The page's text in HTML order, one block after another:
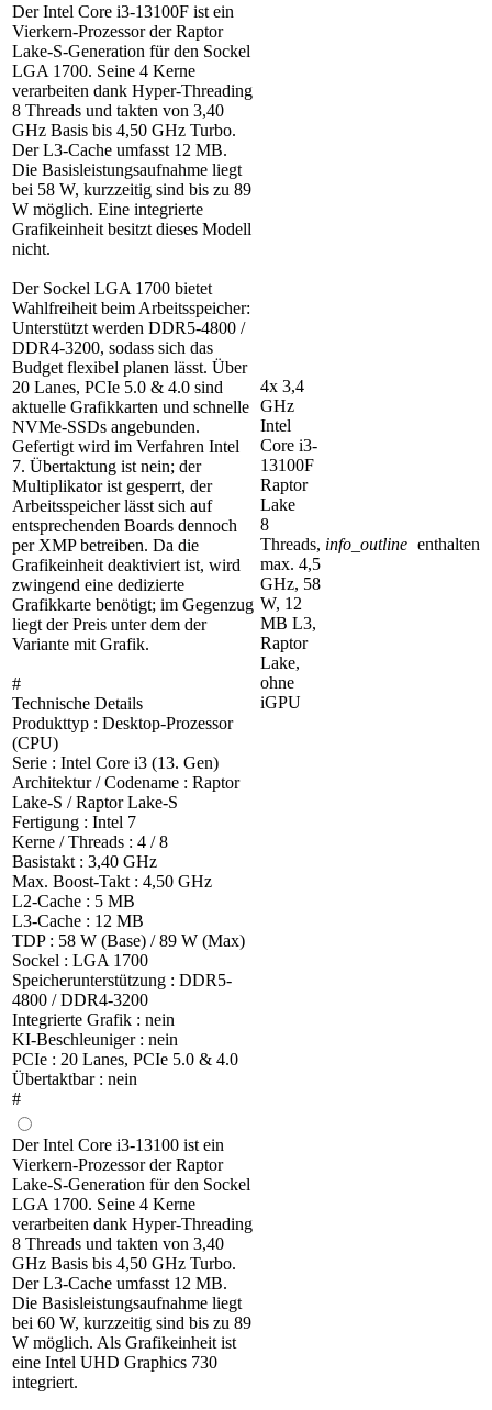
Der Intel Core i3-13100F ist ein
Vierkern-Prozessor der Raptor
Lake-S-Generation für den Sockel
LGA 1700. Seine 4 Kerne
verarbeiten dank Hyper-Threading
8 Threads und takten von 3,40
GHz Basis bis 4,50 GHz Turbo.
Der L3-Cache umfasst 12 MB.
Die Basisleistungsaufnahme liegt
bei 58 W, kurzzeitig sind bis zu 89
W möglich. Eine integrierte
Grafikeinheit besitzt dieses Modell
nicht.
Der Sockel LGA 1700 bietet
Wahlfreiheit beim Arbeitsspeicher:
Unterstützt werden DDR5-4800 /
DDR4-3200, sodass sich das
Budget flexibel planen lässt. Über
20 Lanes, PCIe 5.0 & 4.0 sind
aktuelle Grafikkarten und schnelle
NVMe-SSDs angebunden.
Gefertigt wird im Verfahren Intel
7. Übertaktung ist nein; der
Multiplikator ist gesperrt, der
Arbeitsspeicher lässt sich auf
entsprechenden Boards dennoch
per XMP betreiben. Da die
Grafikeinheit deaktiviert ist, wird
zwingend eine dedizierte
Grafikkarte benötigt; im Gegenzug
liegt der Preis unter dem der
Variante mit Grafik.
#
Technische Details
Produkttyp : Desktop-Prozessor
(CPU)
Serie : Intel Core i3 (13. Gen)
Architektur / Codename : Raptor
Lake-S / Raptor Lake-S
Fertigung : Intel 7
Kerne / Threads : 4 / 8
Basistakt : 3,40 GHz
Max. Boost-Takt : 4,50 GHz
L2-Cache : 5 MB
L3-Cache : 12 MB
TDP : 58 W (Base) / 89 W (Max)
Sockel : LGA 1700
Speicherunterstützung : DDR5-
4800 / DDR4-3200
Integrierte Grafik : nein
KI-Beschleuniger : nein
PCIe : 20 Lanes, PCIe 5.0 & 4.0
Übertaktbar : nein
#
4x 3,4
GHz
Intel
Core i3-
13100F
Raptor
Lake
8
Threads,
max. 4,5
GHz, 58
W, 12
MB L3,
Raptor
Lake,
ohne
iGPU
info_outline enthalten
Der Intel Core i3-13100 ist ein
Vierkern-Prozessor der Raptor
Lake-S-Generation für den Sockel
LGA 1700. Seine 4 Kerne
verarbeiten dank Hyper-Threading
8 Threads und takten von 3,40
GHz Basis bis 4,50 GHz Turbo.
Der L3-Cache umfasst 12 MB.
Die Basisleistungsaufnahme liegt
bei 60 W, kurzzeitig sind bis zu 89
W möglich. Als Grafikeinheit ist
eine Intel UHD Graphics 730
integriert.